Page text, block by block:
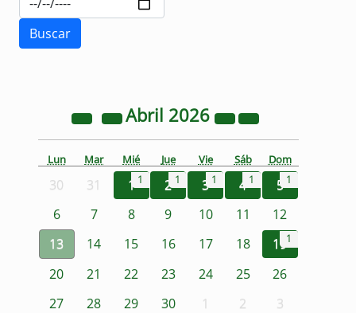
Abril 2026
Lun Mar Mié Jue Vie Sáb Dom
30 31 1 1 2 1 3 1 4 1 5 1
6 7 8 9 10 11
12
13
14 15 16 17 18 191
20 21 22 23 24 25
26
27
28 29 30 1 2 3